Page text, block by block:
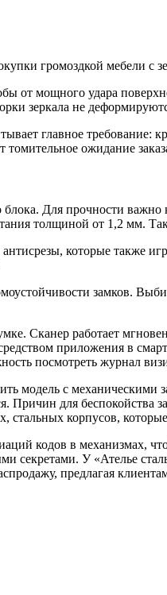
громоздкой мебели с
от мощного удара
зеркала не
главное
томительное ожидание
Для прочности
толщиной от 1,2 мм.
которые также
замков.
Сканер работает
приложения в
посмотреть журнал
модель с механическими
Причин для беспокойства
стальных корпусов,
кодов в механизмах,
секретами. У «Ателье
предлагая